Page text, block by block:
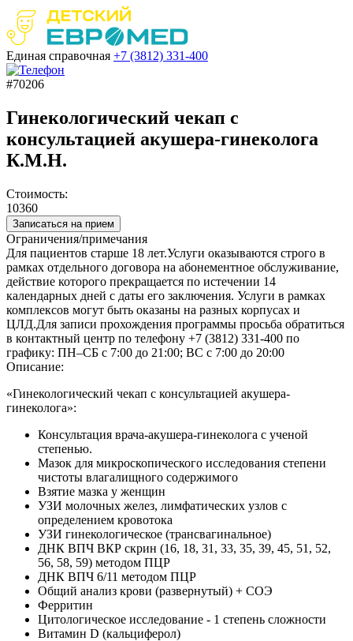
Единая справочная +7 (3812) 331-400
#70206
Гинекологический чекап с
консультацией акушера-гинеколога
К.М.Н.
Стоимость:
10360
Записаться на прием
Ограничения/примечания
Для пациентов старше 18 лет.Услуги оказываются строго в
рамках отдельного договора на абонементное обслуживание,
действие которого прекращается по истечении 14
календарных дней с даты его заключения. Услуги в рамках
комплексов могут быть оказаны на разных корпусах и
ЦЛД.Для записи прохождения программы просьба обратиться
в контактный центр по телефону +7 (3812) 331-400 по
графику: ПН–СБ с 7:00 до 21:00; ВС с 7:00 до 20:00
Описание:
«Гинекологический чекап с консультацией акушера-
гинеколога»:
Консультация врача-акушера-гинеколога с ученой
степенью.
Мазок для микроскопического исследования степени
чистоты влагалищного содержимого
Взятие мазка у женщин
УЗИ молочных желез, лимфатических узлов с
определением кровотока
УЗИ гинекологическое (трансвагинальное)
ДНК ВПЧ ВКР скрин (16, 18, 31, 33, 35, 39, 45, 51, 52,
56, 58, 59) методом ПЦР
ДНК ВПЧ 6/11 методом ПЦР
Общий анализ крови (развернутый) + СОЭ
Ферритин
Цитологическое исследование - 1 степень сложности
Витамин D (кальциферол)